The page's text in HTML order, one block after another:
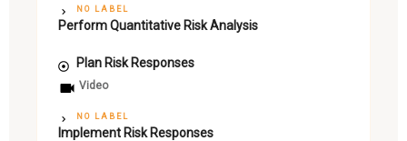
NO LABEL
Perform Quantitative Risk Analysis
Plan Risk Responses
Video
NO LABEL
Implement Risk Responses